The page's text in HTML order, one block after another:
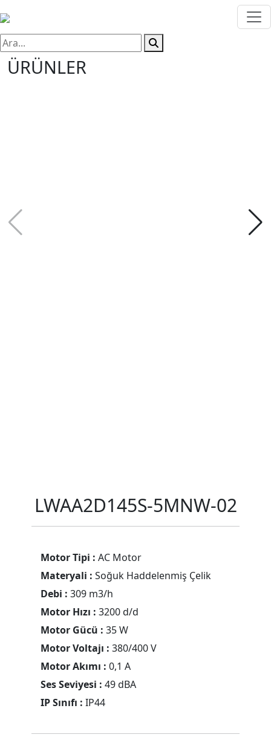
ÜRÜNLER
LWAA2D145S-5MNW-02
Motor Tipi : AC Motor
Materyali : Soğuk Haddelenmiş Çelik
Debi : 309 m3/h
Motor Hızı : 3200 d/d
Motor Gücü : 35 W
Motor Voltajı : 380/400 V
Motor Akımı : 0,1 A
Ses Seviyesi : 49 dBA
IP Sınıfı : IP44